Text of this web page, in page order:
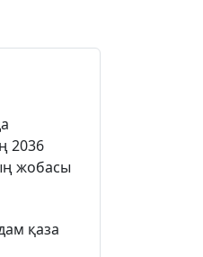
2036
жобасы
қаза